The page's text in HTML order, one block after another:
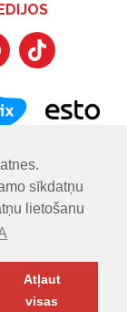
sīkdatņu
lietošanu
Atļaut
visas